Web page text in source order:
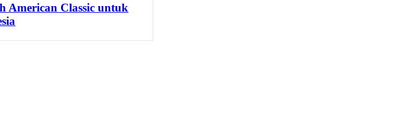
American Classic untuk